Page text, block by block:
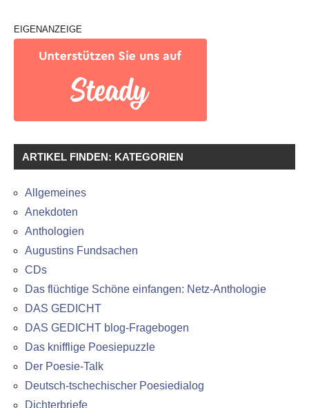
EIGENANZEIGE
ARTIKEL FINDEN: KATEGORIEN
Allgemeines
Anekdoten
Anthologien
Augustins Fundsachen
CDs
Das flüchtige Schöne einfangen: Netz-Anthologie
DAS GEDICHT
DAS GEDICHT blog-Fragebogen
Das knifflige Poesiepuzzle
Der Poesie-Talk
Deutsch-tschechischer Poesiedialog
Dichterbriefe